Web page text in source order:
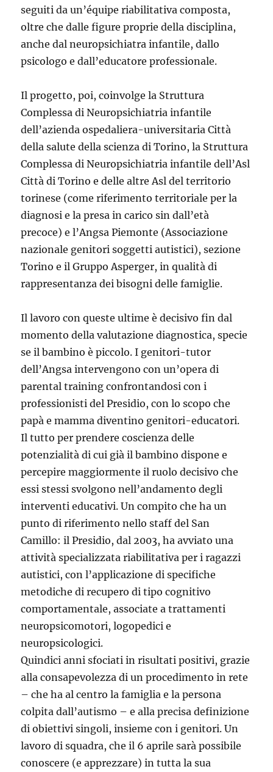
seguiti da un’équipe riabilitativa composta,
oltre che dalle figure proprie della disciplina,
anche dal neuropsichiatra infantile, dallo
psicologo e dall’educatore professionale.
Il progetto, poi, coinvolge la Struttura
Complessa di Neuropsichiatria infantile
dell’azienda ospedaliera-universitaria Città
della salute della scienza di Torino, la Struttura
Complessa di Neuropsichiatria infantile dell’Asl
Città di Torino e delle altre Asl del territorio
torinese (come riferimento territoriale per la
diagnosi e la presa in carico sin dall’età
precoce) e l’Angsa Piemonte (Associazione
nazionale genitori soggetti autistici), sezione
Torino e il Gruppo Asperger, in qualità di
rappresentanza dei bisogni delle famiglie.
Il lavoro con queste ultime è decisivo fin dal
momento della valutazione diagnostica, specie
se il bambino è piccolo. I genitori-tutor
dell’Angsa intervengono con un’opera di
parental training confrontandosi con i
professionisti del Presidio, con lo scopo che
papà e mamma diventino genitori-educatori.
Il tutto per prendere coscienza delle
potenzialità di cui già il bambino dispone e
percepire maggiormente il ruolo decisivo che
essi stessi svolgono nell’andamento degli
interventi educativi. Un compito che ha un
punto di riferimento nello staff del San
Camillo: il Presidio, dal 2003, ha avviato una
attività specializzata riabilitativa per i ragazzi
autistici, con l’applicazione di specifiche
metodiche di recupero di tipo cognitivo
comportamentale, associate a trattamenti
neuropsicomotori, logopedici e
neuropsicologici.
Quindici anni sfociati in risultati positivi, grazie
alla consapevolezza di un procedimento in rete
– che ha al centro la famiglia e la persona
colpita dall’autismo – e alla precisa definizione
di obiettivi singoli, insieme con i genitori. Un
lavoro di squadra, che il 6 aprile sarà possibile
conoscere (e apprezzare) in tutta la sua